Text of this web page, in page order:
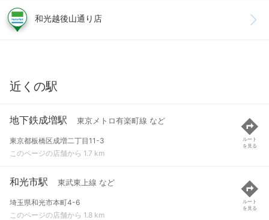
和光越後山通り店
近くの駅
地下鉄成増駅 東京メトロ有楽町線 など
東京都板橋区成増二丁目11-3
このページの店舗から 1.7 km
ルート
を見る
和光市駅 東武東上線 など
埼玉県和光市本町4-6
このページの店舗から 1.8 km
ルート
を見る